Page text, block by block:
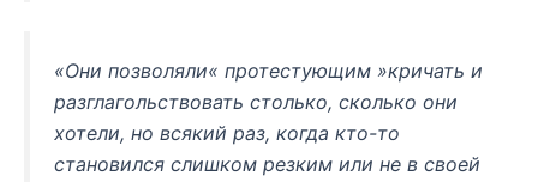
«Они позволяли« протестующим »кричать и
разглагольствовать столько, сколько они
хотели, но всякий раз, когда кто-то
становился слишком резким или не в своей